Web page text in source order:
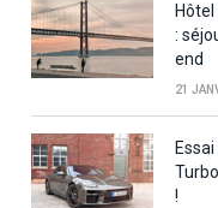
:
end
21
!